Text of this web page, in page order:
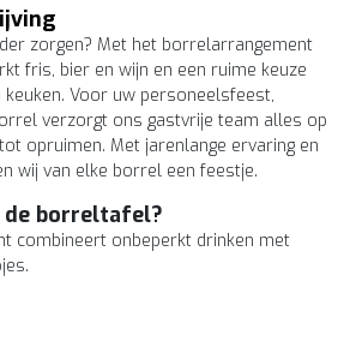
zorgen? Met het borrelarrangement
fris, bier en wijn en een ruime keuze
keuken. Voor uw personeelsfeest,
verzorgt ons gastvrije team alles op
opruimen. Met jarenlange ervaring en
wij van elke borrel een feestje.
borreltafel?
combineert onbeperkt drinken met